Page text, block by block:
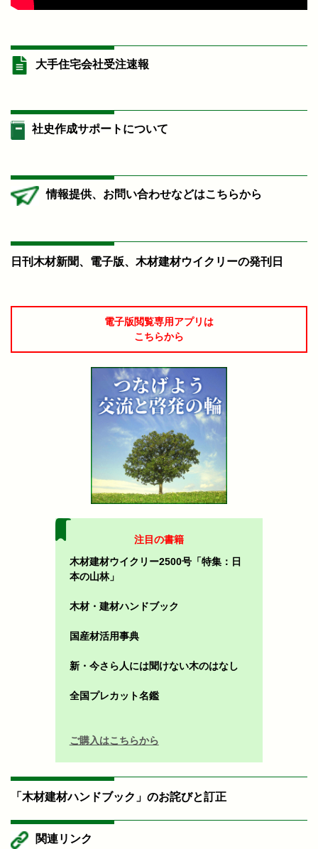
大手住宅会社受注速報
社史作成サポートについて
情報提供、お問い合わせなどはこちらから
日刊木材新聞、電子版、木材建材ウイクリーの発刊日
電子版閲覧専用アプリは
こちらから
注目の書籍
木材建材ウイクリー2500号「特集：日
本の山林」
木材・建材ハンドブック
国産材活用事典
新・今さら人には聞けない木のはなし
全国プレカット名鑑
ご購入はこちらから
「木材建材ハンドブック」のお詫びと訂正
関連リンク